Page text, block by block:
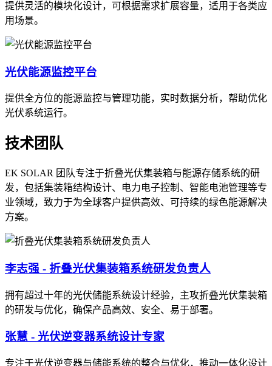
提供灵活的模块化设计，可根据需求扩展容量，适用于各类应
用场景。
光伏能源监控平台
提供全方位的能源监控与管理功能，实时数据分析，帮助优化
光伏系统运行。
技术团队
EK SOLAR 团队专注于折叠光伏集装箱与能源存储系统的研
发，包括集装箱结构设计、电力电子控制、智能电池管理等专
业领域，致力于为全球客户提供高效、可持续的绿色能源解决
方案。
李志强 - 折叠光伏集装箱系统研发负责人
拥有超过十年的光伏储能系统设计经验，主攻折叠光伏集装箱
的研发与优化，确保产品高效、安全、易于部署。
张慧 - 光伏逆变器系统设计专家
专注于光伏逆变器与储能系统的整合与优化，推动一体化设计